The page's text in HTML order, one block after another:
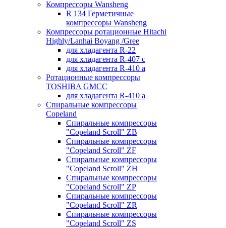
Компрессоры Wansheng
R 134 Герметичные
компрессоры Wansheng
Компрессоры ротационные Hitachi
Highly/Lanhai Boyang /Gree
для хладагента R-22
для хладагента R-407 с
для хладагента R-410 а
Ротационные компрессоры
TOSHIBA GMCC
для хладагента R-410 а
Спиральные компрессоры
Copeland
Спиральные компрессоры
"Copeland Scroll" ZB
Спиральные компрессоры
"Copeland Scroll" ZF
Спиральные компрессоры
"Copeland Scroll" ZH
Спиральные компрессоры
"Copeland Scroll" ZP
Спиральные компрессоры
"Copeland Scroll" ZR
Спиральные компрессоры
"Copeland Scroll" ZS